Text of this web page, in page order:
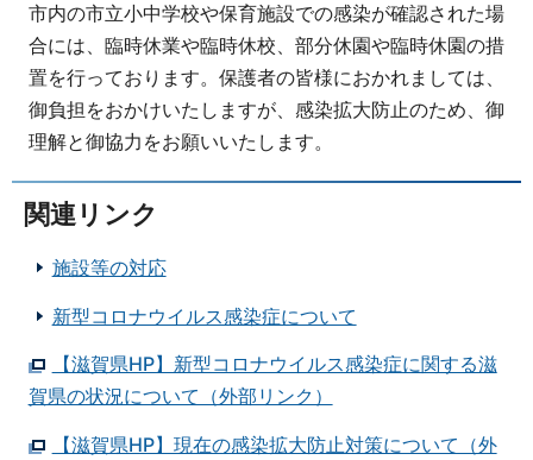
市内の市立小中学校や保育施設での感染が確認された場
合には、臨時休業や臨時休校、部分休園や臨時休園の措
置を行っております。保護者の皆様におかれましては、
御負担をおかけいたしますが、感染拡大防止のため、御
理解と御協力をお願いいたします。
関連リンク
施設等の対応
新型コロナウイルス感染症について
【滋賀県HP】新型コロナウイルス感染症に関する滋
賀県の状況について（外部リンク）
【滋賀県HP】現在の感染拡大防止対策について（外